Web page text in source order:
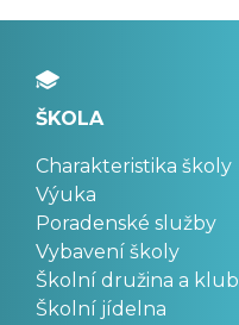
ŠKOLA
Charakteristika školy
Výuka
Poradenské služby
Vybavení školy
Školní družina a klub
Školní jídelna